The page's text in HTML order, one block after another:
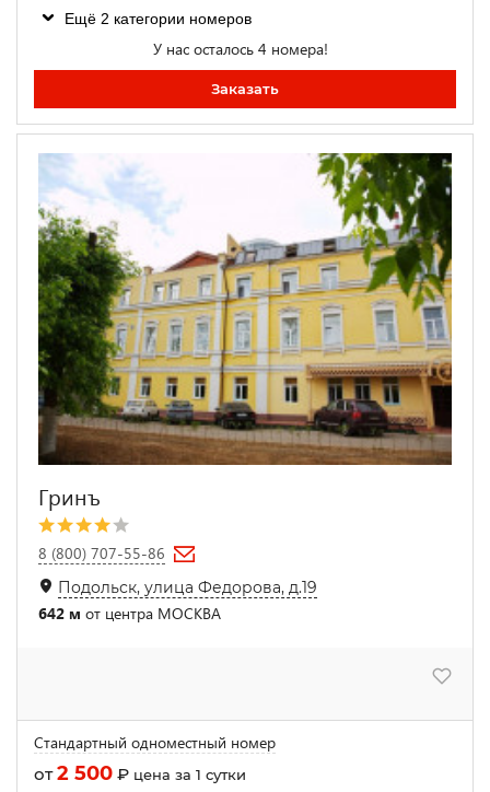
Ещё 2 категории номеров
У нас осталось 4 номера!
Заказать
Гринъ
8 (800) 707-55-86
Подольск, улица Федорова, д.19
642 м от центра МОСКВА
Стандартный одноместный номер
от2 500 ₽ цена за 1 сутки